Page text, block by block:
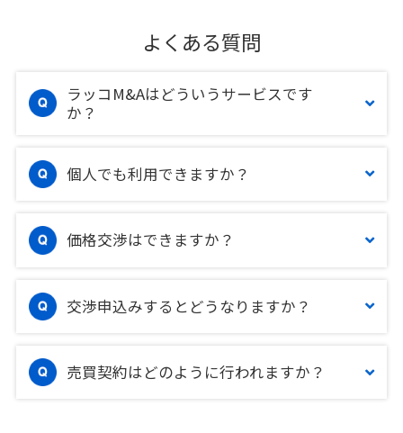
よくある質問
ラッコM&Aはどういうサービスです
か？
個人でも利用できますか？
価格交渉はできますか？
交渉申込みするとどうなりますか？
売買契約はどのように行われますか？